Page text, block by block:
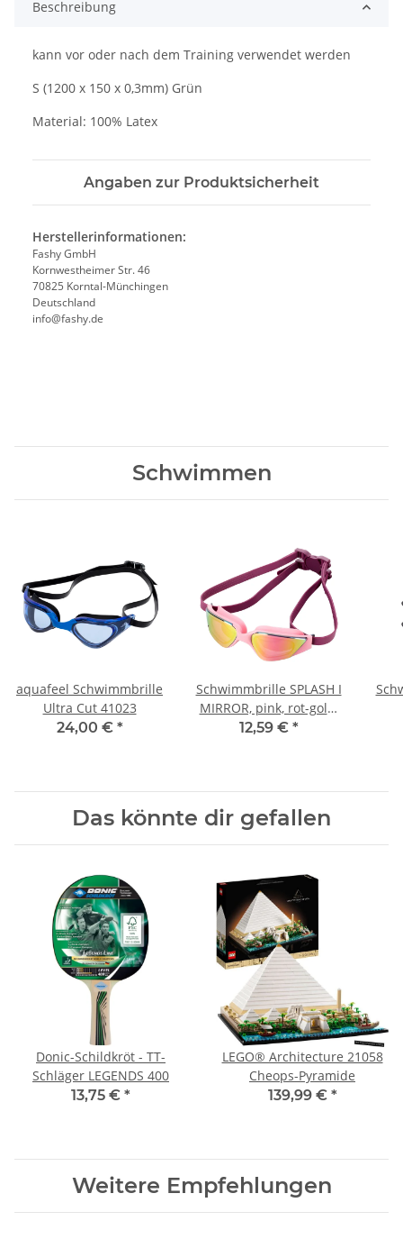
Beschreibung
kann vor oder nach dem Training verwendet werden
S (1200 x 150 x 0,3mm) Grün
Material: 100% Latex
Angaben zur Produktsicherheit
Herstellerinformationen:
Fashy GmbH
Kornwestheimer Str. 46
70825 Korntal-Münchingen
Deutschland
info@fashy.de
Schwimmen
aquafeel Schwimmbrille
Ultra Cut 41023
24,00 € *
Schwimmbrille SPLASH I
MIRROR, pink, rot-gold,
verspiegelt
12,59 € *
Das könnte dir gefallen
Donic-Schildkröt - TT-
Schläger LEGENDS 400
13,75 € *
LEGO® Architecture 21058
Cheops-Pyramide
139,99 € *
Weitere Empfehlungen